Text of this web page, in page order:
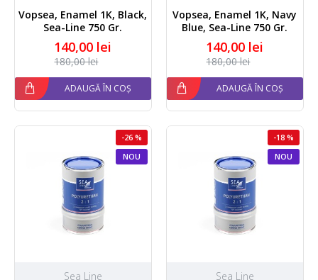
Vopsea, Enamel 1K, Black,
Sea-Line 750 Gr.
140,00 lei
180,00 lei
ADAUGĂ ÎN COȘ
Vopsea, Enamel 1K, Navy
Blue, Sea-Line 750 Gr.
140,00 lei
180,00 lei
ADAUGĂ ÎN COȘ
NOU
-26 %
Sea Line
NOU
-18 %
Sea Line